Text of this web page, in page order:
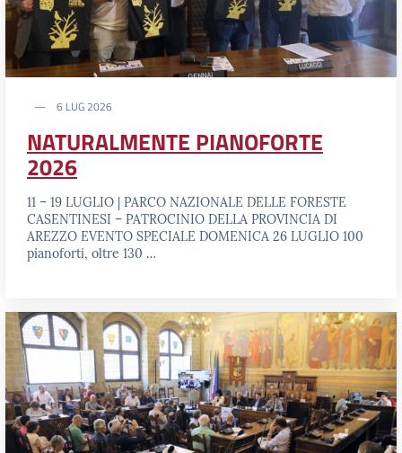
6 LUG 2026
NATURALMENTE PIANOFORTE
2026
11 – 19 LUGLIO | PARCO NAZIONALE DELLE FORESTE
CASENTINESI – PATROCINIO DELLA PROVINCIA DI
AREZZO EVENTO SPECIALE DOMENICA 26 LUGLIO 100
pianoforti, oltre 130 …